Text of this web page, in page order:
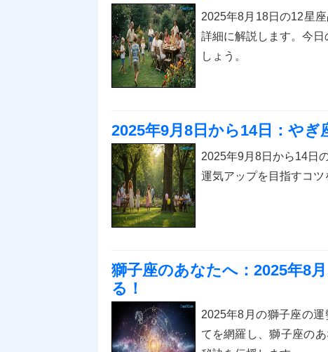
2025年8月18日の12星
詳細に解説します。今
しょう。
2025年9月8日から14日：やぎ
2025年9月8日から14日
運気アップを目指すコツ
獅子座のあなたへ：2025年8
る！
2025年8月の獅子座の
てを網羅し、獅子座の